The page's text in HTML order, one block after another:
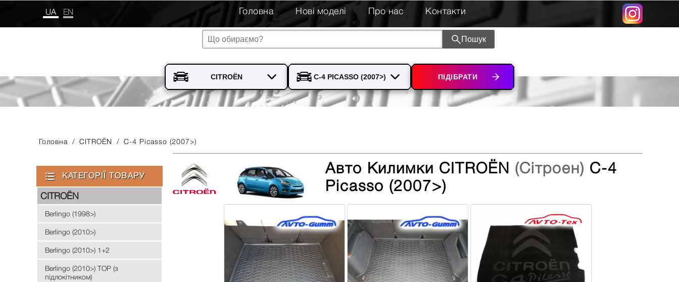
UA EN Головна Нові моделі Про нас Контакти
Пошук
ПІДІБРАТИ
Головна / CITROЁN / C-4 Picasso (2007>)
КАТЕГОРІЇ ТОВАРУ
CITROЁN
Berlingo (1998>)
Berlingo (2010>)
Berlingo (2010>) 1+2
Berlingo (2010>) TOP (з
підлокітником)
Авто Килимки CITROЁN (Сітроен) C-4
Picasso (2007>)